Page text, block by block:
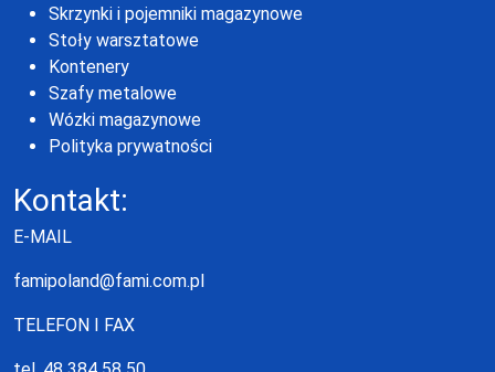
Skrzynki i pojemniki magazynowe
Stoły warsztatowe
Kontenery
Szafy metalowe
Wózki magazynowe
Polityka prywatności
Kontakt:
E-MAIL
famipoland@fami.com.pl
TELEFON I FAX